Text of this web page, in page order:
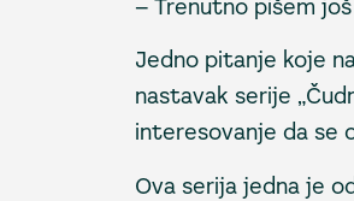
– Trenutno pišem
Jedno pitanje koje
nastavak serije
interesovanje da se
Ova serija jedna je